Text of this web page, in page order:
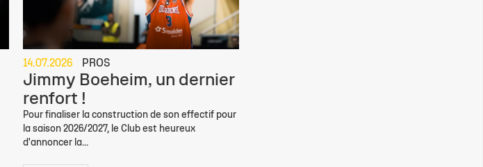
14.07.2026 PROS
Jimmy Boeheim, un dernier
renfort !
Pour finaliser la construction de son effectif pour
la saison 2026/2027, le Club est heureux
d'annoncer la...